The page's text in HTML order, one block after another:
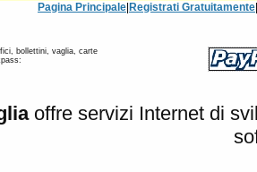
Pagina Principale Registrati Gratuitamente
bollettini, vaglia, carte
offre servizi Internet di